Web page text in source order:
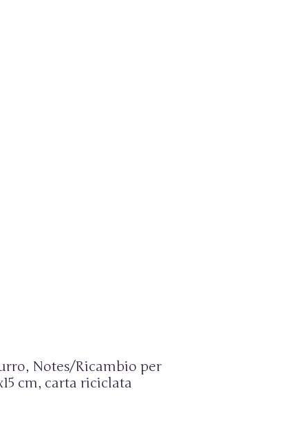
Notes/Ricambio per
cm, carta riciclata